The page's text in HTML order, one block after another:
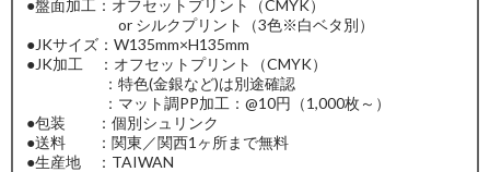
●盤面加工：オフセットプリント（CMYK）
or シルクプリント（3色※白ベタ別）
●JKサイズ：W135mm×H135mm
●JK加工 ：オフセットプリント（CMYK）
：特色(金銀など)は別途確認
：マット調PP加工：@10円（1,000枚～）
●包装 ：個別シュリンク
●送料 ：関東／関西1ヶ所まで無料
●生産地 ：TAIWAN